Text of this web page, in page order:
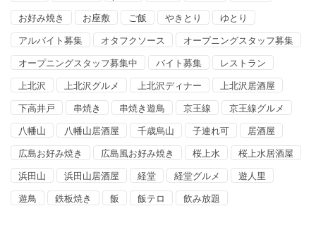
お好み焼き お座敷 ご飯 やきとり ゆとり
アルバイト募集 オタフクソース オープニングスタッフ募集
オープニングスタッフ募集中 バイト募集 レストラン
上北沢 上北沢グルメ 上北沢ディナー 上北沢居酒屋
下高井戸 串焼き 串焼き遊鳥 京王線 京王線グルメ
八幡山 八幡山居酒屋 千歳烏山 子連れ可 居酒屋
広島お好み焼き 広島風お好み焼き 桜上水 桜上水居酒屋
浜田山 浜田山居酒屋 経堂 経堂グルメ 遊人里
遊鳥 鉄板焼き 飯 飯テロ 飲み放題